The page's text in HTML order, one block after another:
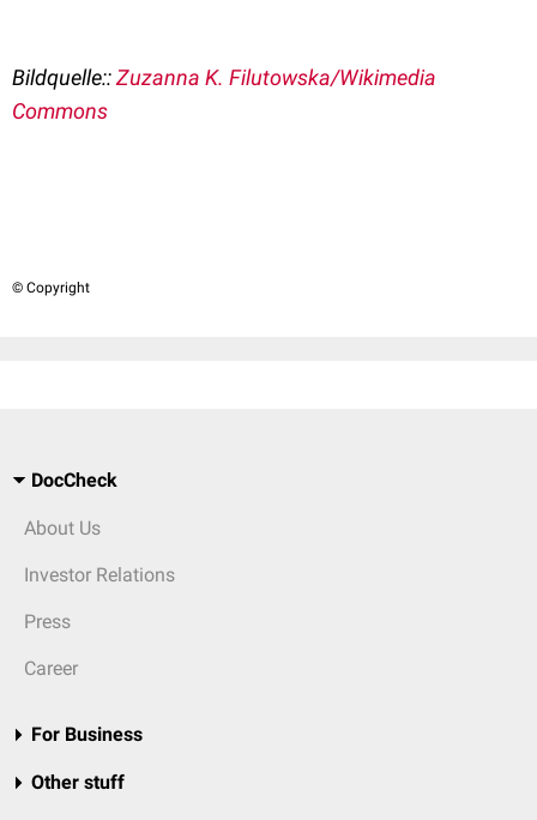
Bildquelle::Zuzanna K. Filutowska/Wikimedia
Commons
© Copyright
DocCheck
About Us
Investor Relations
Press
Career
For Business
Other stuff